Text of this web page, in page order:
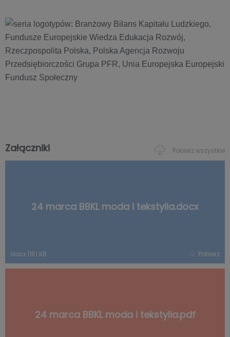
Załączniki Pobierz wszystkie
24 marca BBKL moda i tekstylia.docx
docx |151 KB Pobierz
24 marca BBKL moda i tekstylia.pdf